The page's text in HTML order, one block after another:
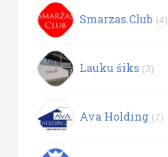
Smarzas.Club (4)
Lauku šiks (3)
Ava Holding (7)